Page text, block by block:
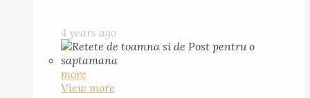
4 years ago
more
View more